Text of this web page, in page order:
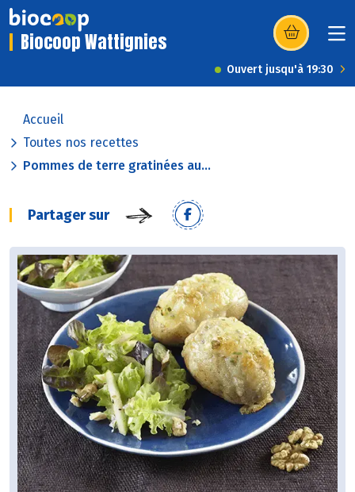
Biocoop Wattignies (s’ouvre dans
Ouvert jusqu'à 19:30
Accueil
Toutes nos recettes
Pommes de terre gratinées au...
Partager sur